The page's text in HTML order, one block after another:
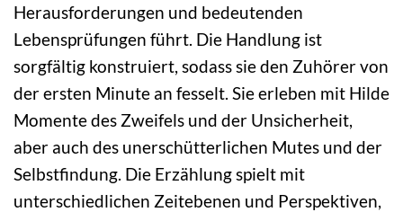
Herausforderungen und bedeutenden
Lebensprüfungen führt. Die Handlung ist
sorgfältig konstruiert, sodass sie den Zuhörer von
der ersten Minute an fesselt. Sie erleben mit Hilde
Momente des Zweifels und der Unsicherheit,
aber auch des unerschütterlichen Mutes und der
Selbstfindung. Die Erzählung spielt mit
unterschiedlichen Zeitebenen und Perspektiven,